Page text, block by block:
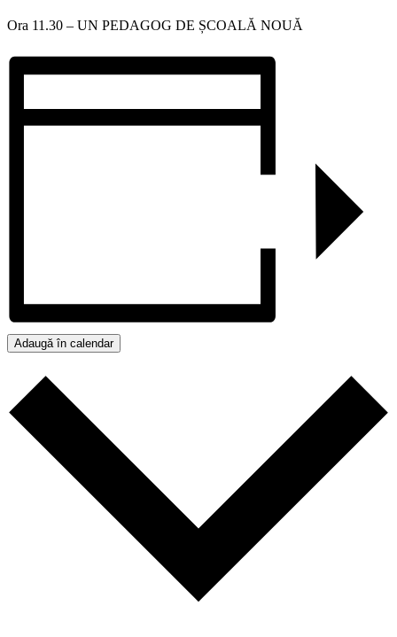
Ora 11.30 – UN PEDAGOG DE ȘCOALĂ NOUĂ
Adaugă în calendar